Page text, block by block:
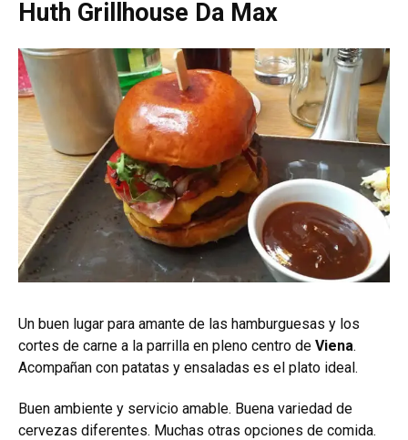
Huth Grillhouse Da Max
Un buen lugar para amante de las hamburguesas y los
cortes de carne a la parrilla en pleno centro de Viena.
Acompañan con patatas y ensaladas es el plato ideal.
Buen ambiente y servicio amable. Buena variedad de
cervezas diferentes. Muchas otras opciones de comida.